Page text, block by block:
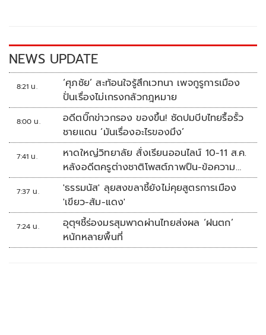
k k
NEWS UPDATE
8:21 น.
‘ศุภชัย’ สะท้อนใจรู้สึกเวทนา เพจกูรูการเมือง
ปั่นเรื่องไม่เกรงกลัวกฎหมาย
8:00 น.
อดีตบิ๊กข่าวกรอง ของขึ้น! ซัดปมบีบไทยรื้อรั้ว
ชายแดน ‘มันเรื่องอะไรของมึง’
7:41 น.
หาดใหญ่วิทยาลัย สั่งเรียนออนไลน์ 10-11 ส.ค.
หลังอดีตครูต่างชาติโพสต์ภาพปืน-ข้อความ
ข่มขู่
7:37 น.
'ธรรมนัส' ลุยสงขลาชี้ยังไม่คุยสูตรการเมือง
'เขียว-ส้ม-แดง'
7:24 น.
อุตุฯชี้ร่องมรสุมพาดผ่านไทยส่งผล ‘ฝนตก’
หนักหลายพื้นที่